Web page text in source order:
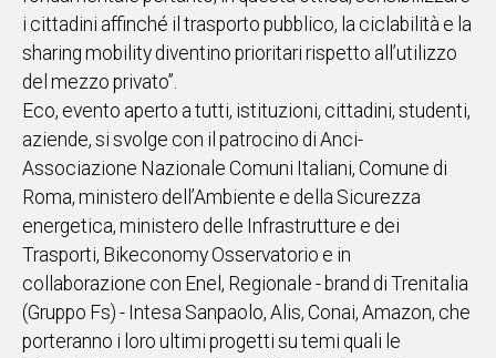
i cittadini affinché il trasporto pubblico, la ciclabilità e la
sharing mobility diventino prioritari rispetto all’utilizzo
del mezzo privato”.
Eco, evento aperto a tutti, istituzioni, cittadini, studenti,
aziende, si svolge con il patrocino di Anci-
Associazione Nazionale Comuni Italiani, Comune di
Roma, ministero dell’Ambiente e della Sicurezza
energetica, ministero delle Infrastrutture e dei
Trasporti, Bikeconomy Osservatorio e in
collaborazione con Enel, Regionale - brand di Trenitalia
(Gruppo Fs) - Intesa Sanpaolo, Alis, Conai, Amazon, che
porteranno i loro ultimi progetti su temi quali le